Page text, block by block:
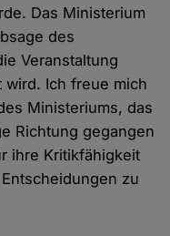
Das Ministerium
des
Veranstaltung
Ich freue mich
Ministeriums, das
Richtung gegangen
ihre Kritikfähigkeit
zu